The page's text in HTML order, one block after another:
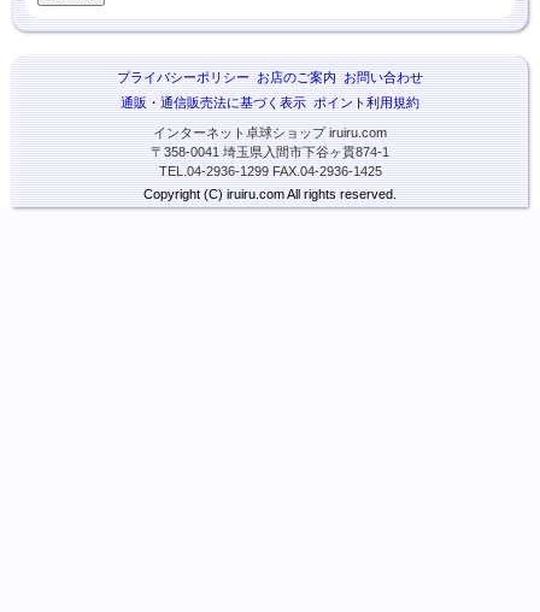
プライバシーポリシー お店のご案内 お問い合わせ
通販・通信販売法に基づく表示 ポイント利用規約
インターネット卓球ショップ iruiru.com
〒358-0041 埼玉県入間市下谷ヶ貫874-1
TEL.04-2936-1299 FAX.04-2936-1425
Copyright (C) iruiru.com All rights reserved.